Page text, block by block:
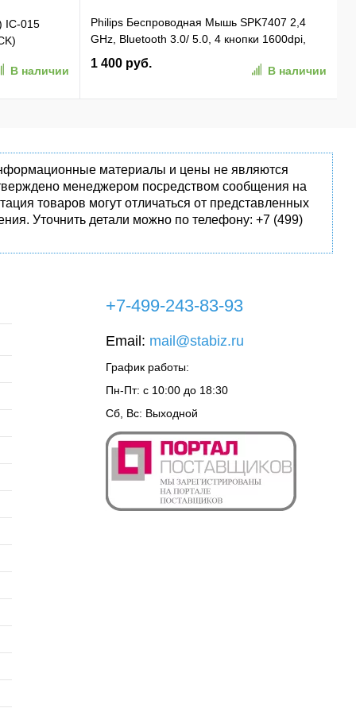
IC-015
В наличии
Philips Беспроводная Мышь SPK7407 2,4
GHz, Bluetooth 3.0/ 5.0, 4 кнопки 1600dpi,
бесшумная Чёрный (SPK7407B/ 01)
(SPK7407B/01)
1 400 руб.
В наличии
материалы и цены не являются
менеджером посредством сообщения на
товаров могут отличаться от представленных
Уточнить детали можно по телефону: +7 (499)
+7-499-243-83-93
Email: mail@stabiz.ru
График работы:
Пн-Пт: с 10:00 до 18:30
Сб, Вс: Выходной